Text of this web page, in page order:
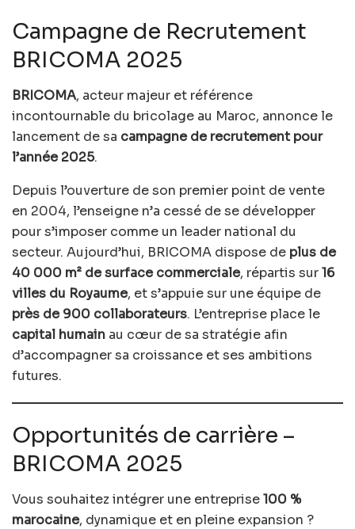
Campagne de Recrutement
BRICOMA 2025
BRICOMA, acteur majeur et référence
incontournable du bricolage au Maroc, annonce le
lancement de sa campagne de recrutement pour
l’année 2025.
Depuis l’ouverture de son premier point de vente
en 2004, l’enseigne n’a cessé de se développer
pour s’imposer comme un leader national du
secteur. Aujourd’hui, BRICOMA dispose de plus de
40 000 m² de surface commerciale, répartis sur16
villes du Royaume, et s’appuie sur une équipe de
près de 900 collaborateurs. L’entreprise place le
capital humain au cœur de sa stratégie afin
d’accompagner sa croissance et ses ambitions
futures.
Opportunités de carrière –
BRICOMA 2025
Vous souhaitez intégrer une entreprise100 %
marocaine, dynamique et en pleine expansion ?